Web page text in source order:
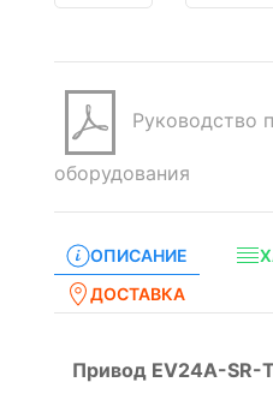
Руководство
оборудования
ОПИСАНИЕ
ДОСТАВКА
Привод EV24A-SR-